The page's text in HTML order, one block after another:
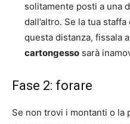
solitamente posti a una
dall’altro. Se la tua
questa distanza, fissala
cartongesso sarà
Fase 2: forare
Se non trovi i montanti o la